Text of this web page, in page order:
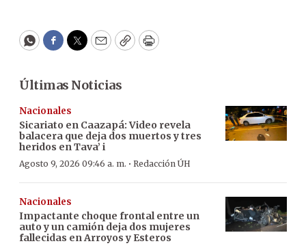
WhatsApp
Facebook
Twitter
EmailCopyPrint
Últimas Noticias
Nacionales
Sicariato en Caazapá: Video revela
balacera que deja dos muertos y tres
heridos en Tava’ i
Agosto 9, 2026 09:46 a. m. · Redacción ÚH
Nacionales
Impactante choque frontal entre un
auto y un camión deja dos mujeres
fallecidas en Arroyos y Esteros